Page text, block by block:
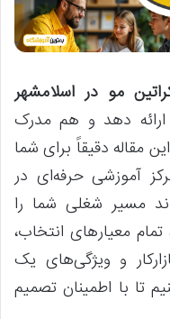
مو در اسلامشهر
دهد و هم مدرک
مقاله دقیقاً برای شما
آموزشی حرفه‌ای در
مسیر شغلی شما را
معیارهای انتخاب،
و ویژگی‌های یک
تا با اطمینان تصمیم